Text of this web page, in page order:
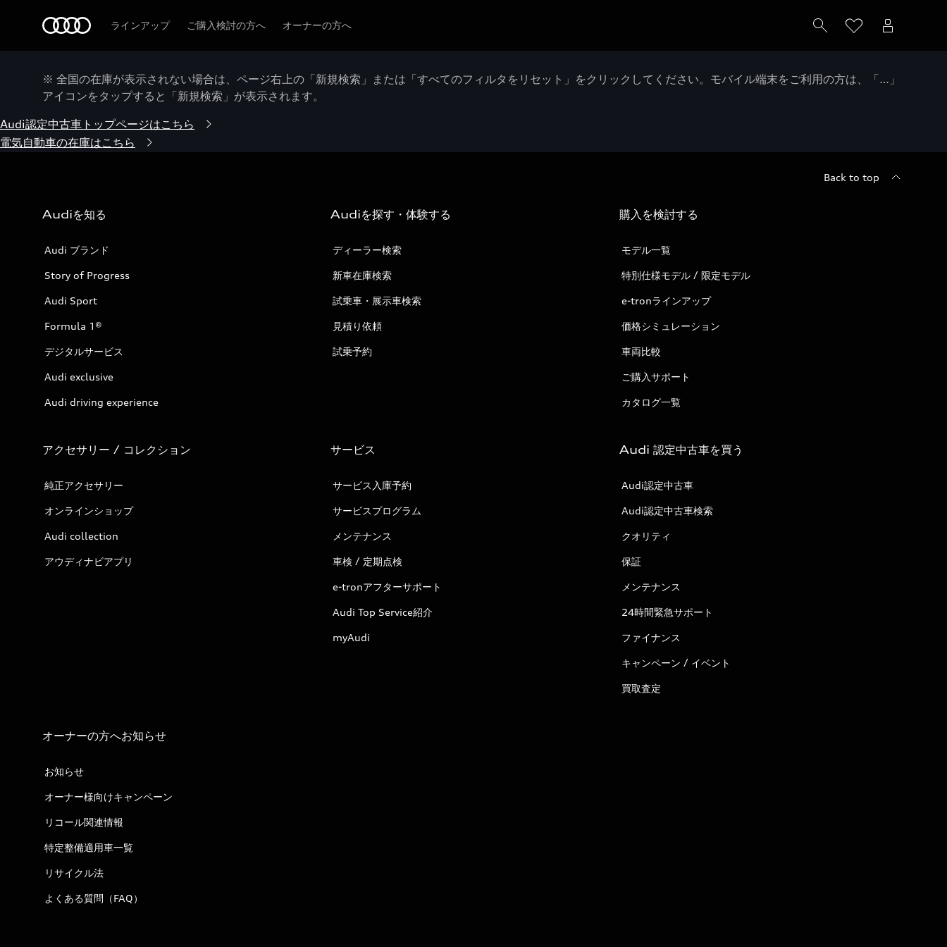
ラインアップ ご購入検討の方へ オーナーの方へ
※ 全国の在庫が表示されない場合は、ページ右上の「新規検索」または「すべてのフィルタをリセット」をクリックしてください。モバイル端末をご利用の方は、「…」
アイコンをタップすると「新規検索」が表示されます。
Audi認定中古車トップページはこちら
電気自動車の在庫はこちら
Back to top
Audiを知る
Audi ブランド
Story of Progress
Audi Sport
Formula 1®
デジタルサービス
Audi exclusive
Audi driving experience
Audiを探す・体験する
ディーラー検索
新車在庫検索
試乗車・展示車検索
見積り依頼
試乗予約
購入を検討する
モデル一覧
特別仕様モデル / 限定モデル
e-tronラインアップ
価格シミュレーション
車両比較
ご購入サポート
カタログ一覧
アクセサリー / コレクション
純正アクセサリー
オンラインショップ
Audi collection
アウディナビアプリ
サービス
サービス入庫予約
サービスプログラム
メンテナンス
車検 / 定期点検
e-tronアフターサポート
Audi Top Service紹介
myAudi
Audi 認定中古車を買う
Audi認定中古車
Audi認定中古車検索
クオリティ
保証
メンテナンス
24時間緊急サポート
ファイナンス
キャンペーン / イベント
買取査定
オーナーの方へお知らせ
お知らせ
オーナー様向けキャンペーン
リコール関連情報
特定整備適用車一覧
リサイクル法
よくある質問（FAQ）